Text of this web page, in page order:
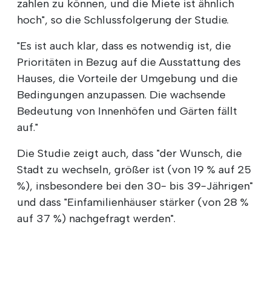
zahlen zu können, und die Miete ist ähnlich
hoch", so die Schlussfolgerung der Studie.
"Es ist auch klar, dass es notwendig ist, die
Prioritäten in Bezug auf die Ausstattung des
Hauses, die Vorteile der Umgebung und die
Bedingungen anzupassen. Die wachsende
Bedeutung von Innenhöfen und Gärten fällt
auf."
Die Studie zeigt auch, dass "der Wunsch, die
Stadt zu wechseln, größer ist (von 19 % auf 25
%), insbesondere bei den 30- bis 39-Jährigen"
und dass "Einfamilienhäuser stärker (von 28 %
auf 37 %) nachgefragt werden".